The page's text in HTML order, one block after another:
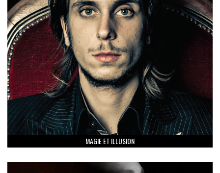
MAGIE ET ILLUSION